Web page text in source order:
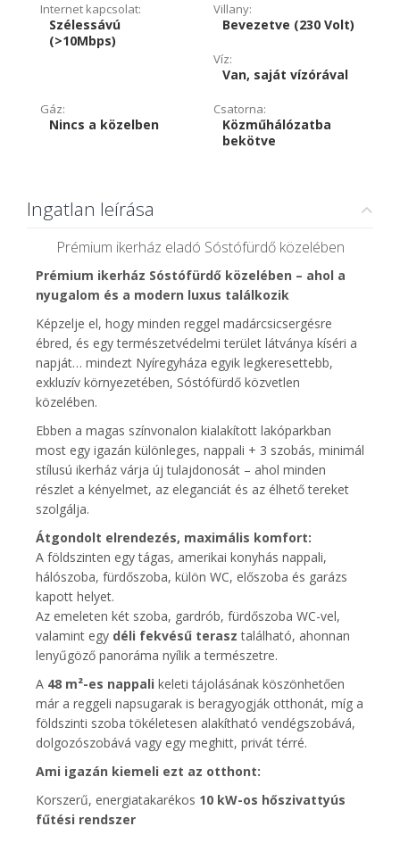
Internet kapcsolat:
Szélessávú
(>10Mbps)
Villany:
Bevezetve (230 Volt)
Víz:
Van, saját vízórával
Gáz:
Nincs a közelben
Csatorna:
Közműhálózatba
bekötve
Ingatlan leírása
Prémium ikerház eladó Sóstófürdő közelében
Prémium ikerház Sóstófürdő közelében – ahol a
nyugalom és a modern luxus találkozik
Képzelje el, hogy minden reggel madárcsicsergésre
ébred, és egy természetvédelmi terület látványa kíséri a
napját… mindezt Nyíregyháza egyik legkeresettebb,
exkluzív környezetében, Sóstófürdő közvetlen
közelében.
Ebben a magas színvonalon kialakított lakóparkban
most egy igazán különleges, nappali + 3 szobás, minimál
stílusú ikerház várja új tulajdonosát – ahol minden
részlet a kényelmet, az eleganciát és az élhető tereket
szolgálja.
Átgondolt elrendezés, maximális komfort:
A földszinten egy tágas, amerikai konyhás nappali,
hálószoba, fürdőszoba, külön WC, előszoba és garázs
kapott helyet.
Az emeleten két szoba, gardrób, fürdőszoba WC-vel,
valamint egy déli fekvésű terasz található, ahonnan
lenyűgöző panoráma nyílik a természetre.
A 48 m²-es nappali keleti tájolásának köszönhetően
már a reggeli napsugarak is beragyogják otthonát, míg a
földszinti szoba tökéletesen alakítható vendégszobává,
dolgozószobává vagy egy meghitt, privát térré.
Ami igazán kiemeli ezt az otthont:
Korszerű, energiatakarékos 10 kW-os hőszivattyús
fűtési rendszer